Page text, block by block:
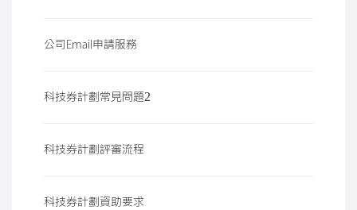
公司Email申請服務
科技券計劃常見問題2
科技券計劃評審流程
科技券計劃資助要求